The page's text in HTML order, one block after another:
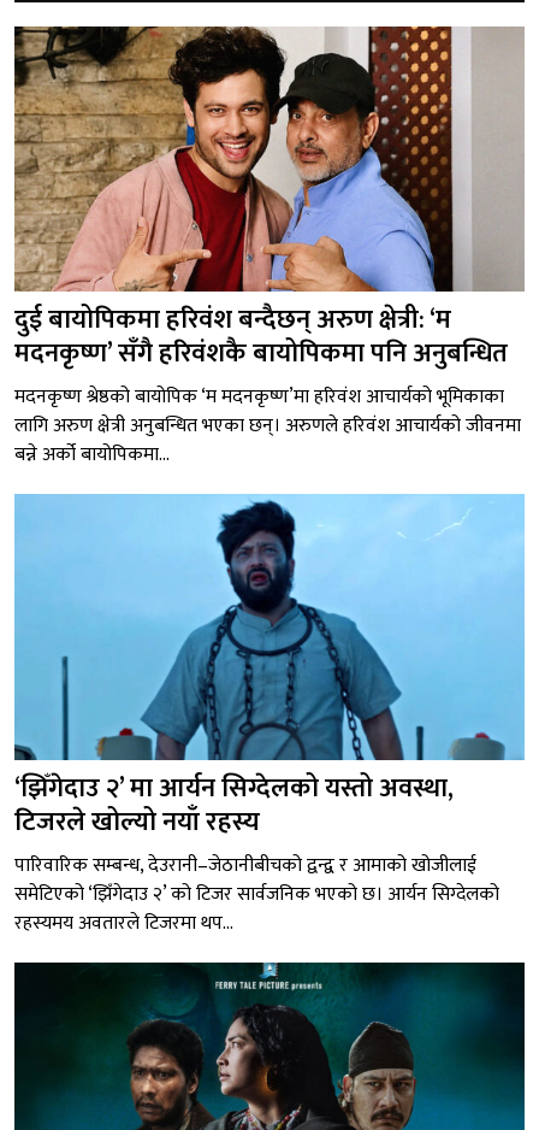
दुई बायोपिकमा हरिवंश बन्दैछन् अरुण क्षेत्री: ‘म
मदनकृष्ण’ सँगै हरिवंशकै बायोपिकमा पनि अनुबन्धित
मदनकृष्ण श्रेष्ठको बायोपिक ‘म मदनकृष्ण’मा हरिवंश आचार्यको भूमिकाका
लागि अरुण क्षेत्री अनुबन्धित भएका छन्। अरुणले हरिवंश आचार्यको जीवनमा
बन्ने अर्को बायोपिकमा...
‘झिँगेदाउ २’ मा आर्यन सिग्देलको यस्तो अवस्था,
टिजरले खोल्यो नयाँ रहस्य
पारिवारिक सम्बन्ध, देउरानी–जेठानीबीचको द्वन्द्व र आमाको खोजीलाई
समेटिएको ‘झिँगेदाउ २’ को टिजर सार्वजनिक भएको छ। आर्यन सिग्देलको
रहस्यमय अवतारले टिजरमा थप...